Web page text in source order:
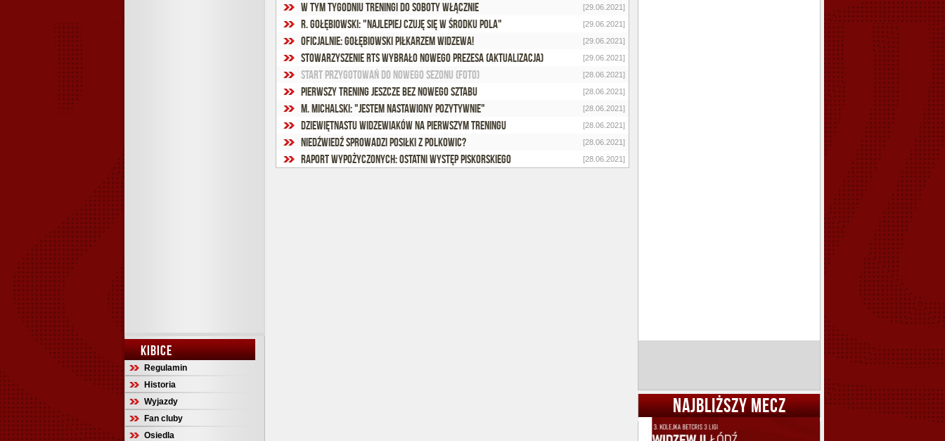
KIBICE
Regulamin
Historia
Wyjazdy
Fan cluby
Osiedla
W tym tygodniu treningi do soboty włącznie [29.06.2021]
R. Gołębiowski: "Najlepiej czuję się w środku pola" [29.06.2021]
Oficjalnie: Gołębiowski piłkarzem Widzewa! [29.06.2021]
Stowarzyszenie RTS wybrało nowego prezesa (aktualizacja) [29.06.2021]
Start przygotowań do nowego sezonu (foto) [28.06.2021]
Pierwszy trening jeszcze bez nowego sztabu [28.06.2021]
M. Michalski: "Jestem nastawiony pozytywnie" [28.06.2021]
Dziewiętnastu widzewiaków na pierwszym treningu [28.06.2021]
Niedźwiedź sprowadzi posiłki z Polkowic? [28.06.2021]
Raport wypożyczonych: Ostatni występ Piskorskiego [28.06.2021]
NAJBLIŻSZY MECZ